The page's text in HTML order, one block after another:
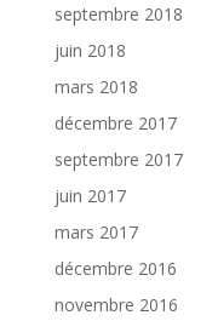
septembre 2018
juin 2018
mars 2018
décembre 2017
septembre 2017
juin 2017
mars 2017
décembre 2016
novembre 2016